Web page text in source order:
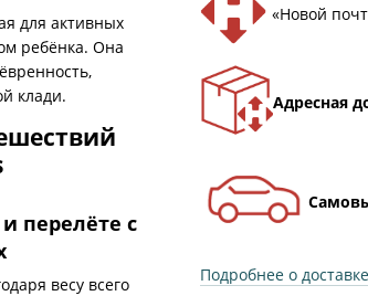
для активных
ребёнка. Она
клади.
перелёте с
весу всего
«Новой
Адресная
Подробнее о доставке